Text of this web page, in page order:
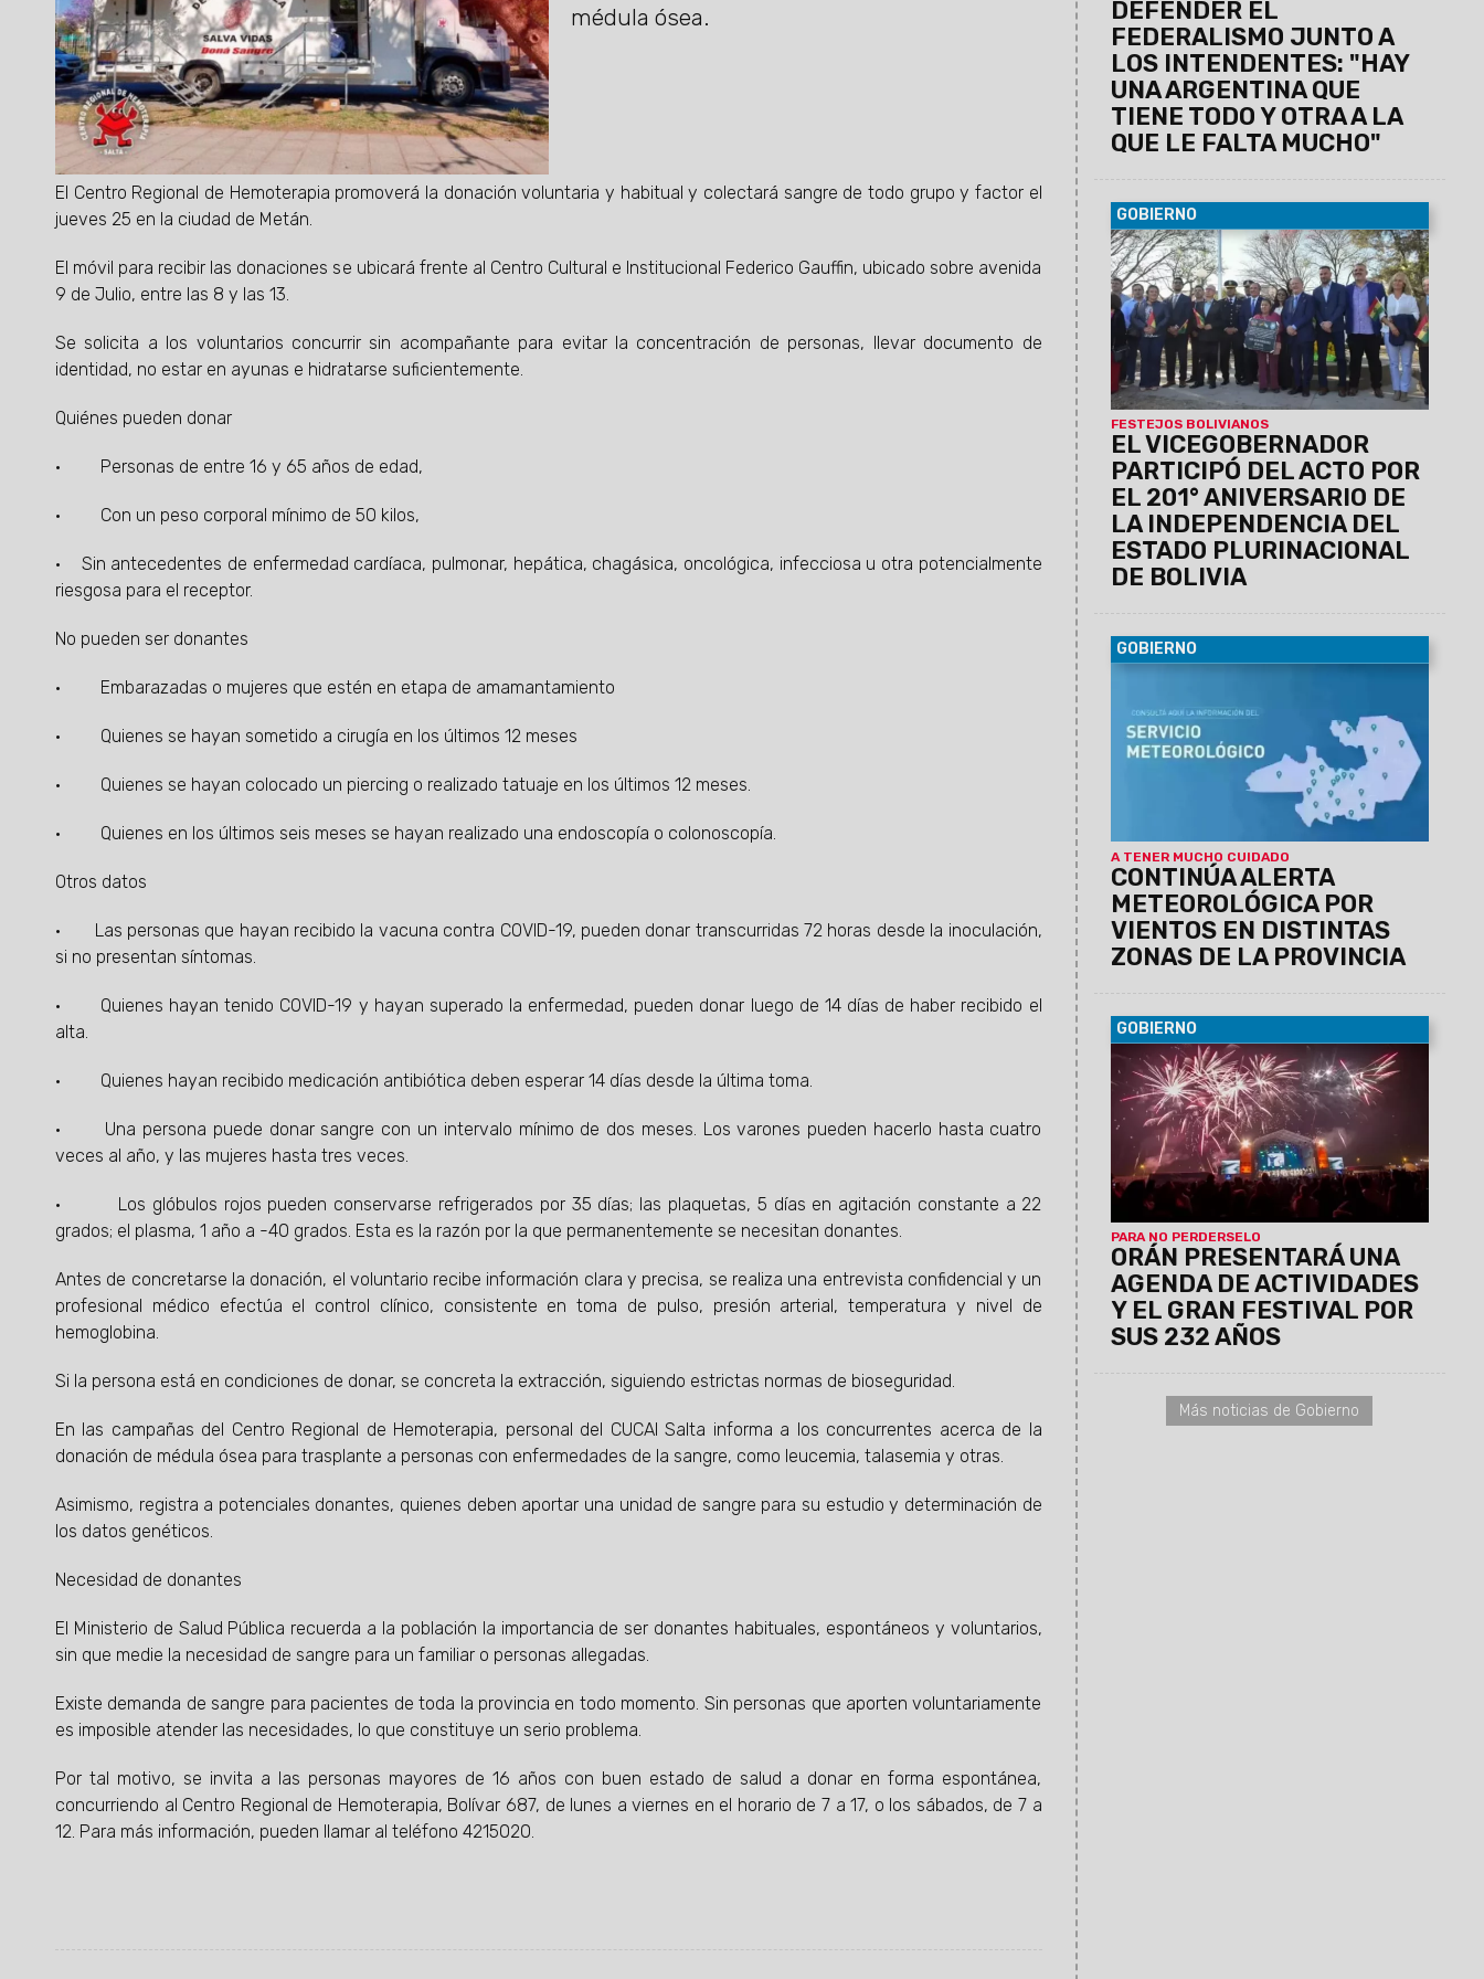
médula ósea.
El Centro Regional de Hemoterapia promoverá la donación voluntaria y habitual y colectará sangre de todo grupo y factor el
jueves 25 en la ciudad de Metán.
El móvil para recibir las donaciones se ubicará frente al Centro Cultural e Institucional Federico Gauffin, ubicado sobre avenida
9 de Julio, entre las 8 y las 13.
Se solicita a los voluntarios concurrir sin acompañante para evitar la concentración de personas, llevar documento de
identidad, no estar en ayunas e hidratarse suficientemente.
Quiénes pueden donar
· Personas de entre 16 y 65 años de edad,
· Con un peso corporal mínimo de 50 kilos,
· Sin antecedentes de enfermedad cardíaca, pulmonar, hepática, chagásica, oncológica, infecciosa u otra potencialmente
riesgosa para el receptor.
No pueden ser donantes
· Embarazadas o mujeres que estén en etapa de amamantamiento
· Quienes se hayan sometido a cirugía en los últimos 12 meses
· Quienes se hayan colocado un piercing o realizado tatuaje en los últimos 12 meses.
· Quienes en los últimos seis meses se hayan realizado una endoscopía o colonoscopía.
Otros datos
· Las personas que hayan recibido la vacuna contra COVID-19, pueden donar transcurridas 72 horas desde la inoculación,
si no presentan síntomas.
· Quienes hayan tenido COVID-19 y hayan superado la enfermedad, pueden donar luego de 14 días de haber recibido el
alta.
· Quienes hayan recibido medicación antibiótica deben esperar 14 días desde la última toma.
· Una persona puede donar sangre con un intervalo mínimo de dos meses. Los varones pueden hacerlo hasta cuatro
veces al año, y las mujeres hasta tres veces.
· Los glóbulos rojos pueden conservarse refrigerados por 35 días; las plaquetas, 5 días en agitación constante a 22
grados; el plasma, 1 año a -40 grados. Esta es la razón por la que permanentemente se necesitan donantes.
Antes de concretarse la donación, el voluntario recibe información clara y precisa, se realiza una entrevista confidencial y un
profesional médico efectúa el control clínico, consistente en toma de pulso, presión arterial, temperatura y nivel de
hemoglobina.
Si la persona está en condiciones de donar, se concreta la extracción, siguiendo estrictas normas de bioseguridad.
En las campañas del Centro Regional de Hemoterapia, personal del CUCAI Salta informa a los concurrentes acerca de la
donación de médula ósea para trasplante a personas con enfermedades de la sangre, como leucemia, talasemia y otras.
Asimismo, registra a potenciales donantes, quienes deben aportar una unidad de sangre para su estudio y determinación de
los datos genéticos.
Necesidad de donantes
El Ministerio de Salud Pública recuerda a la población la importancia de ser donantes habituales, espontáneos y voluntarios,
sin que medie la necesidad de sangre para un familiar o personas allegadas.
Existe demanda de sangre para pacientes de toda la provincia en todo momento. Sin personas que aporten voluntariamente
es imposible atender las necesidades, lo que constituye un serio problema.
Por tal motivo, se invita a las personas mayores de 16 años con buen estado de salud a donar en forma espontánea,
concurriendo al Centro Regional de Hemoterapia, Bolívar 687, de lunes a viernes en el horario de 7 a 17, o los sábados, de 7 a
12. Para más información, pueden llamar al teléfono 4215020.
DEFENDER EL
FEDERALISMO JUNTO A
LOS INTENDENTES: "HAY
UNA ARGENTINA QUE
TIENE TODO Y OTRA A LA
QUE LE FALTA MUCHO"
GOBIERNO
FESTEJOS BOLIVIANOS
EL VICEGOBERNADOR
PARTICIPÓ DEL ACTO POR
EL 201° ANIVERSARIO DE
LA INDEPENDENCIA DEL
ESTADO PLURINACIONAL
DE BOLIVIA
07/08/2026
Antonio Marocco
acompañó la conmemoración del
Consulado de Bolivia en Salta, donde se
destacó la histórica hermandad entre
ambos pueblos y el aporte de la
comunidad boliviana al desarrollo de la
provincia.
GOBIERNO
A TENER MUCHO CUIDADO
CONTINÚA ALERTA
METEOROLÓGICA POR
VIENTOS EN DISTINTAS
ZONAS DE LA PROVINCIA
la jornada de hoy jueves.
GOBIERNO
PARA NO PERDERSELO
ORÁN PRESENTARÁ UNA
AGENDA DE ACTIVIDADES
Y EL GRAN FESTIVAL POR
SUS 232 AÑOS
06/08/2026 La conferencia de prensa
se llevará a cabo este jueves 6 de
agosto, a las 11:30, en el Centro Cultural
América de Salta.
Más noticias de Gobierno